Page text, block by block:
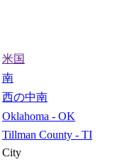
米国
南
西の中南
Oklahoma - OK
Tillman County - TI
City